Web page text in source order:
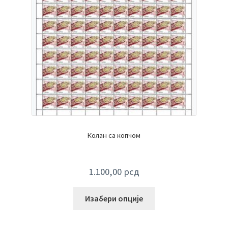
Колан са копчом
1.100,00 рсд
Изабери опције